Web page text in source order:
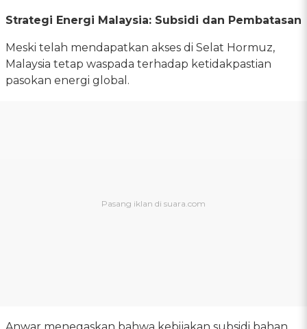
Strategi Energi Malaysia: Subsidi dan Pembatasan
Meski telah mendapatkan akses di Selat Hormuz,
Malaysia tetap waspada terhadap ketidakpastian
pasokan energi global.